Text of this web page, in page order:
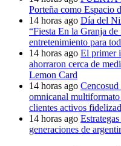
Porteña como Espacio
14 horas ago Día del
“Fiesta En la Granja
entretenimiento para
14 horas ago El primer
ahorraron cerca de
Lemon Card
14 horas ago Cencosud
omnicanal
clientes activos
14 horas ago
generaciones de